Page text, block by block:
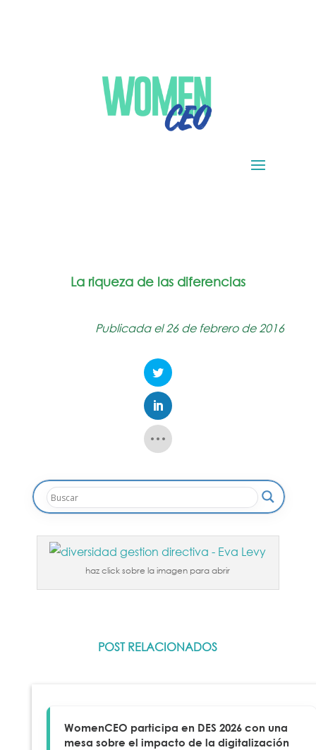
La riqueza de las diferencias
Publicada el 26 de febrero de 2016
haz click sobre la imagen para abrir
POST RELACIONADOS
WomenCEO participa en DES 2026 con una
mesa sobre el impacto de la digitalización